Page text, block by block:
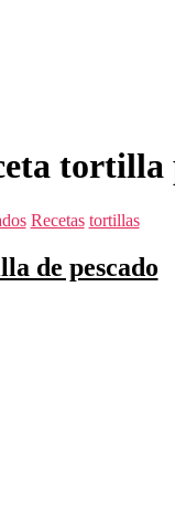
tortilla
Categorías
Recetas tortillas
de pescado